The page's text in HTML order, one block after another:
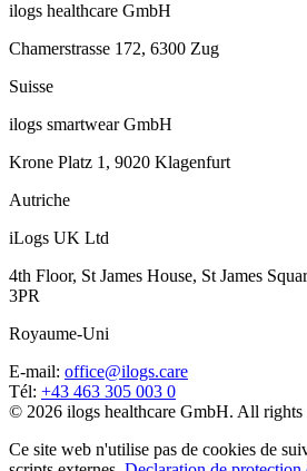
ilogs healthcare GmbH
Chamerstrasse 172, 6300 Zug
Suisse
ilogs smartwear GmbH
Krone Platz 1, 9020 Klagenfurt
Autriche
iLogs UK Ltd
4th Floor, St James House, St James
3PR
Royaume-Uni
E-mail: office@ilogs.care
Tél: +43 463 305 003 0
© 2026 ilogs healthcare GmbH. All rights
Ce site web n'utilise pas de cookies de